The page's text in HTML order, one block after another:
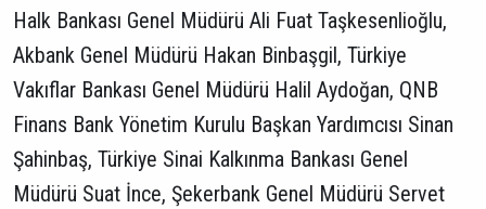
Halk Bankası Genel Müdürü Ali Fuat Taşkesenlioğlu,
Akbank Genel Müdürü Hakan Binbaşgil, Türkiye
Vakıflar Bankası Genel Müdürü Halil Aydoğan, QNB
Finans Bank Yönetim Kurulu Başkan Yardımcısı Sinan
Şahinbaş, Türkiye Sinai Kalkınma Bankası Genel
Müdürü Suat İnce, Şekerbank Genel Müdürü Servet